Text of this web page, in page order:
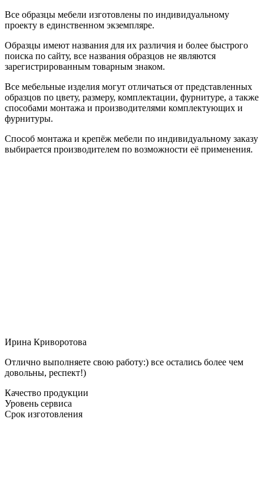
Все образцы мебели изготовлены по индивидуальному
проекту в единственном экземпляре.
Образцы имеют названия для их различия и более быстрого
поиска по сайту, все названия образцов не являются
зарегистрированным товарным знаком.
Все мебельные изделия могут отличаться от представленных
образцов по цвету, размеру, комплектации, фурнитуре, а также
способами монтажа и производителями комплектующих и
фурнитуры.
Способ монтажа и крепёж мебели по индивидуальному заказу
выбирается производителем по возможности её применения.
Ирина Криворотова
Отлично выполняете свою работу:) все остались более чем
довольны, респект!)
Качество продукции
Уровень сервиса
Срок изготовления